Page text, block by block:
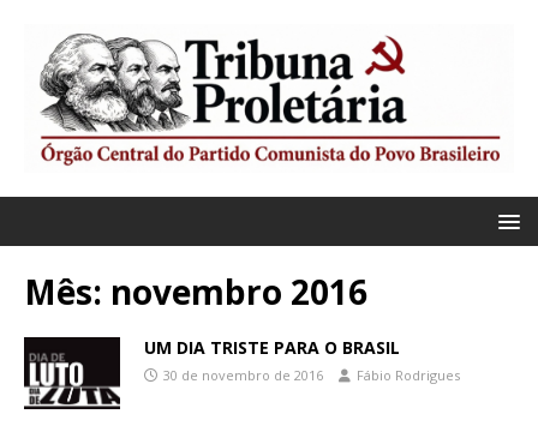
Mês: novembro 2016
UM DIA TRISTE PARA O BRASIL
30 de novembro de 2016 Fábio Rodrigues